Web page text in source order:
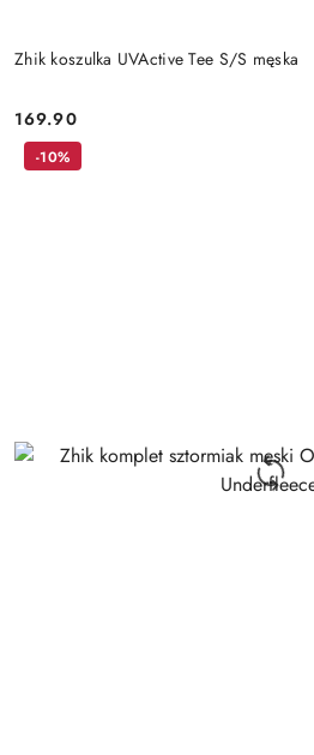
Zhik koszulka UVActive Tee S/S męska
Cena:
169.90
-10%